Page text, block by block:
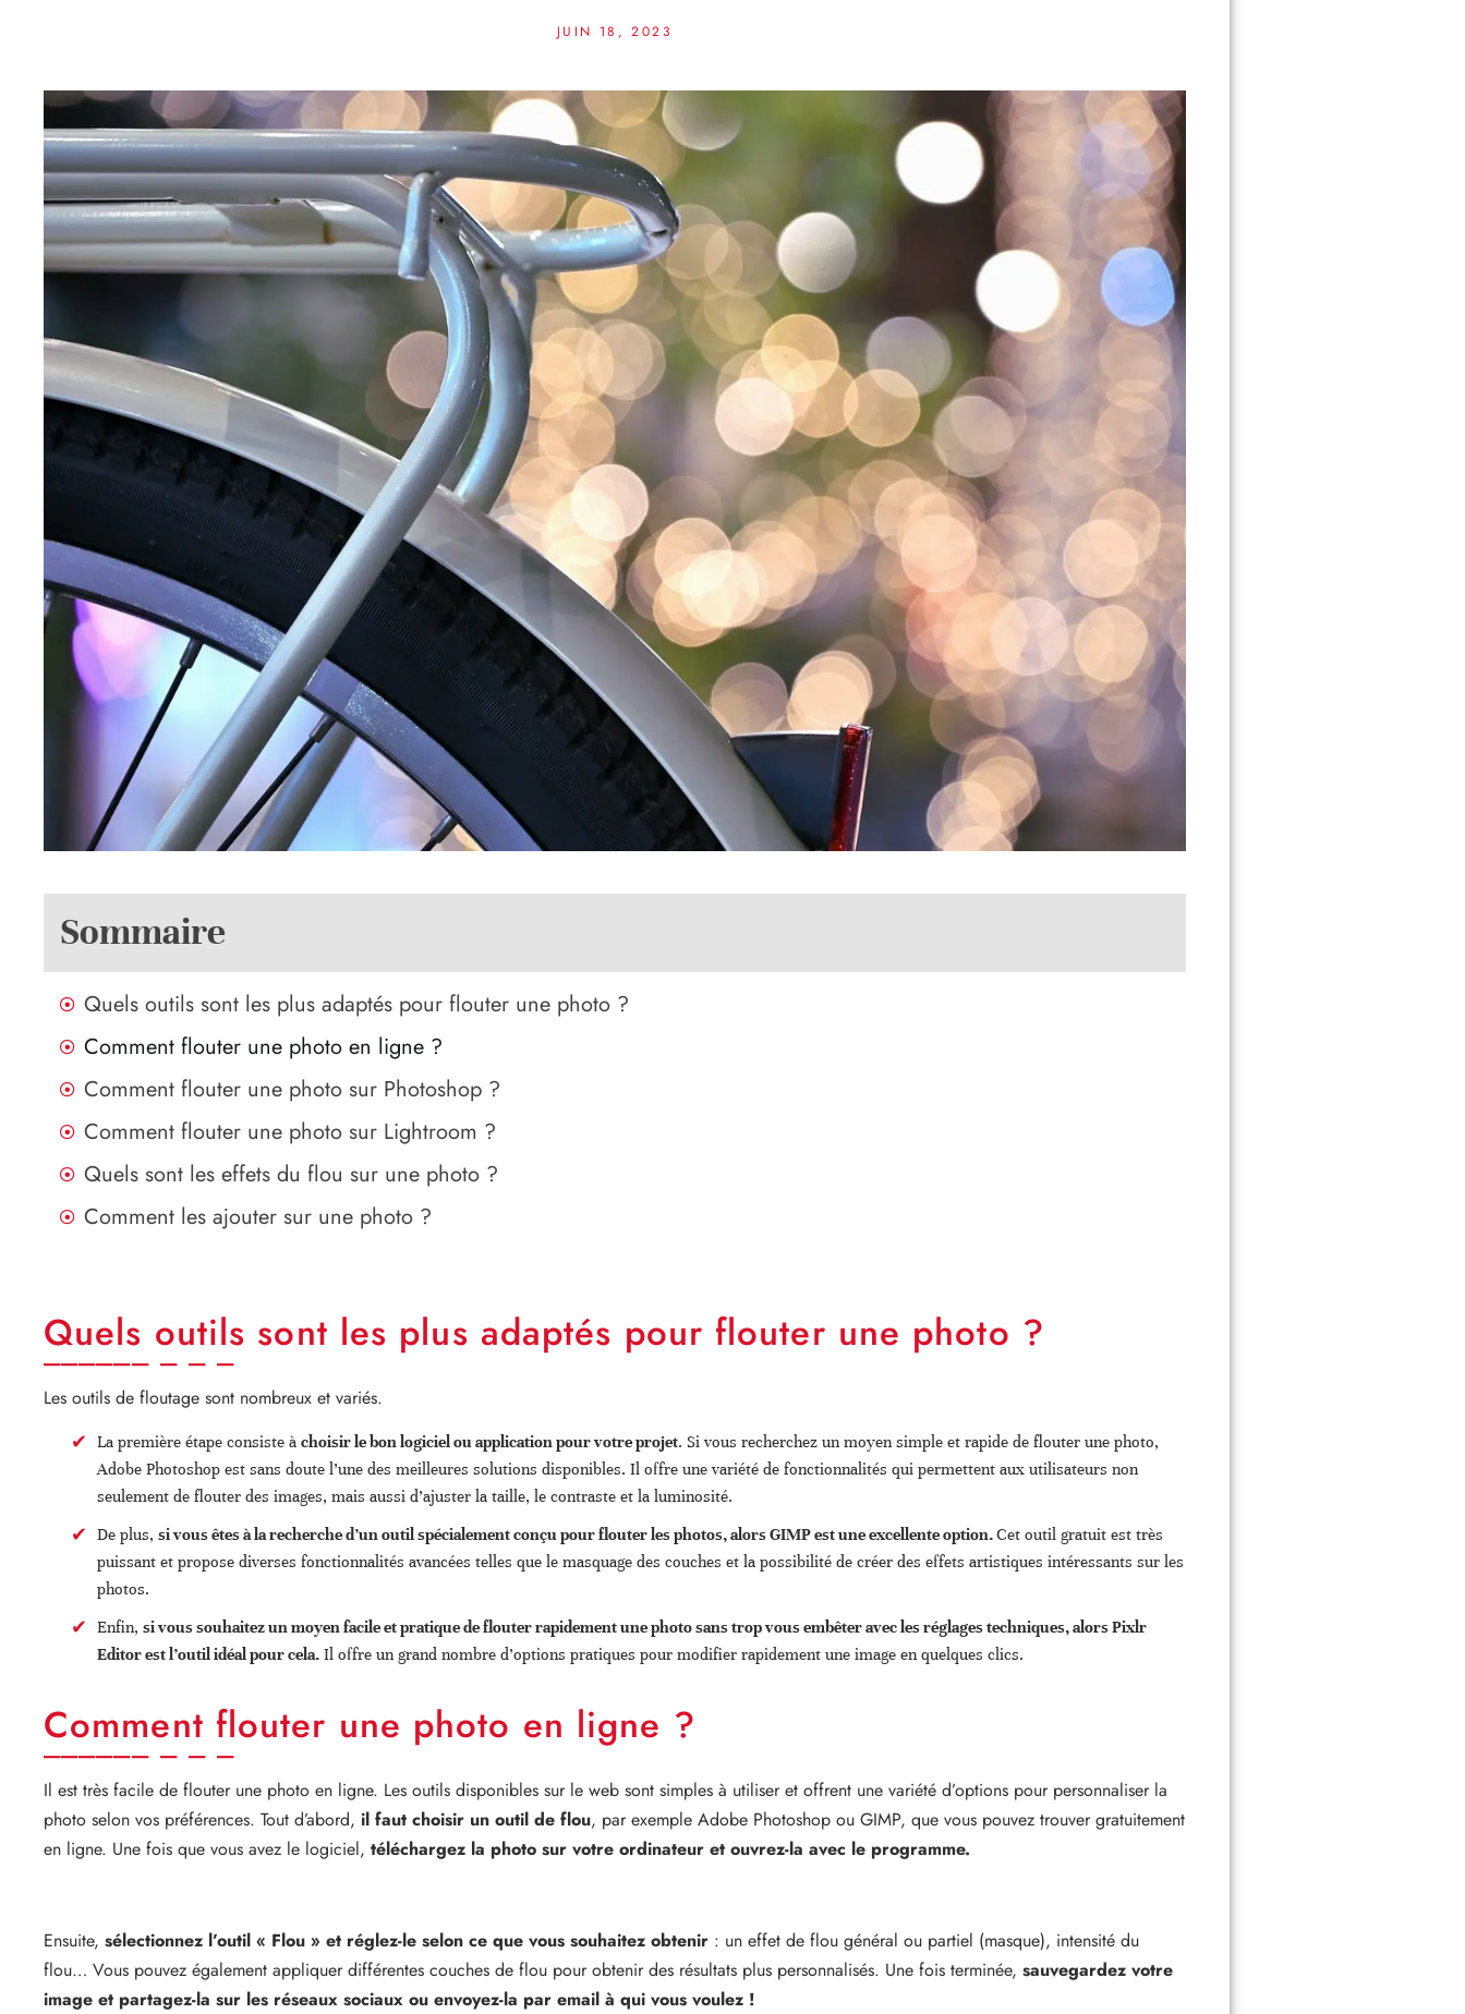
JUIN 18, 2023
Sommaire
Quels outils sont les plus adaptés pour flouter une photo ?
Comment flouter une photo en ligne ?
Comment flouter une photo sur Photoshop ?
Comment flouter une photo sur Lightroom ?
Quels sont les effets du flou sur une photo ?
Comment les ajouter sur une photo ?
Quels outils sont les plus adaptés pour flouter une photo ?
Les outils de floutage sont nombreux et variés.
La première étape consiste à choisir le bon logiciel ou application pour votre projet. Si vous recherchez un moyen simple et rapide de flouter une photo,
Adobe Photoshop est sans doute l’une des meilleures solutions disponibles. Il offre une variété de fonctionnalités qui permettent aux utilisateurs non
seulement de flouter des images, mais aussi d’ajuster la taille, le contraste et la luminosité.
De plus, si vous êtes à la recherche d’un outil spécialement conçu pour flouter les photos, alors GIMP est une excellente option.Cet outil gratuit est très
puissant et propose diverses fonctionnalités avancées telles que le masquage des couches et la possibilité de créer des effets artistiques intéressants sur les
photos.
Enfin, si vous souhaitez un moyen facile et pratique de flouter rapidement une photo sans trop vous embêter avec les réglages techniques, alors Pixlr
Editor est l’outil idéal pour cela. Il offre un grand nombre d’options pratiques pour modifier rapidement une image en quelques clics.
Comment flouter une photo en ligne ?
Il est très facile de flouter une photo en ligne. Les outils disponibles sur le web sont simples à utiliser et offrent une variété d’options pour personnaliser la
photo selon vos préférences. Tout d’abord, il faut choisir un outil de flou, par exemple Adobe Photoshop ou GIMP, que vous pouvez trouver gratuitement
en ligne. Une fois que vous avez le logiciel, téléchargez la photo sur votre ordinateur et ouvrez-la avec le programme.
Ensuite, sélectionnez l’outil « Flou » et réglez-le selon ce que vous souhaitez obtenir : un effet de flou général ou partiel (masque), intensité du
flou… Vous pouvez également appliquer différentes couches de flou pour obtenir des résultats plus personnalisés. Une fois terminée, sauvegardez votre
image et partagez-la sur les réseaux sociaux ou envoyez-la par email à qui vous voulez !